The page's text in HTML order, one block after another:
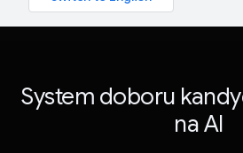
System doboru
na AI